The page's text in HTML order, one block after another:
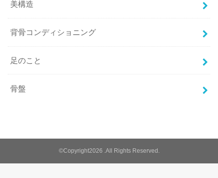
美構造
背骨コンディショニング
足のこと
骨盤
©Copyright2026 .All Rights Reserved.